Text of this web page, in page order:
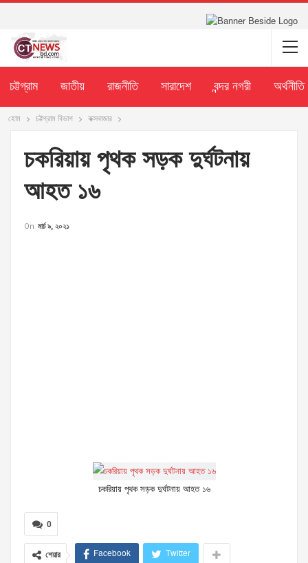
চট্টগ্রাম জাতীয় রাজনীতি সারাদেশ বন্দর নগরী অর্থনীতি
হোম চট্টগ্রাম বিভাগ কক্সবাজার
চকরিয়ায় পৃথক সড়ক দুর্ঘটনায়
আহত ১৬
On মার্চ ৯, ২০২১
চকরিয়ায় পৃথক সড়ক দুর্ঘটনায় আহত ১৬
0
শেয়ার Facebook Twitter